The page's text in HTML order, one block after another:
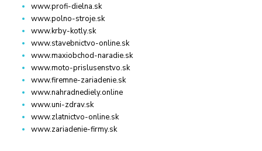
www.profi-dielna.sk
www.polno-stroje.sk
www.krby-kotly.sk
www.stavebnictvo-online.sk
www.maxiobchod-naradie.sk
www.moto-prislusenstvo.sk
www.firemne-zariadenie.sk
www.nahradnediely.online
www.uni-zdrav.sk
www.zlatnictvo-online.sk
www.zariadenie-firmy.sk